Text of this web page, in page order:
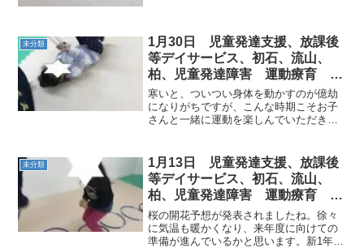
未分類
1月30日 児童発達支援、放課後
等デイサービス、初石、流山、
柏、児童発達障害 運動療育 柳
沢運動プログラム こども発達気
になる 発達障害 放デイ 自閉
症 学習障害 LD ADHD アスペ
寒いと、ついつい身体を動かすのが億劫
になりがちですが、こんな時期こそお子
さんと一緒に運動を楽しんでいただきた
ですね。長い時間ではなくても身体がほ
かほか暖かくなるくらいで...
未分類
1月13日 児童発達支援、放課後
等デイサービス、初石、流山、
柏、児童発達障害 運動療育 柳
沢運動プログラム こども発達気
になる 発達障害 放デ
桜の開花予想が発表されましたね。徐々
に気温も暖かくなり、来年度に向けての
準備が進んでいるかと思います。新1年生